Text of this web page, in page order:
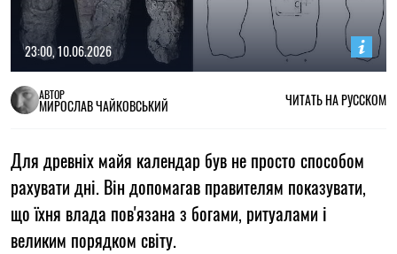
23:00, 10.06.2026
АВТОР
МИРОСЛАВ ЧАЙКОВСЬКИЙ ЧИТАТЬ НА РУССКОМ
Для древніх майя календар був не просто способом
рахувати дні. Він допомагав правителям показувати,
що їхня влада пов'язана з богами, ритуалами і
великим порядком світу.